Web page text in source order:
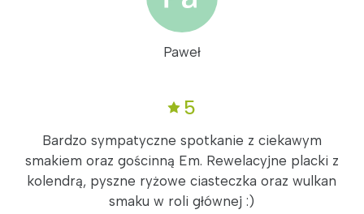
Paweł
5
Bardzo sympatyczne spotkanie z ciekawym
smakiem oraz gościnną Em. Rewelacyjne placki z
kolendrą, pyszne ryżowe ciasteczka oraz wulkan
smaku w roli głównej :)